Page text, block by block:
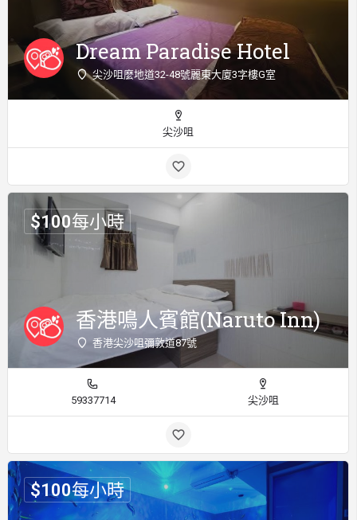
Dream Paradise Hotel
尖沙咀麼地道32-48號麗東大廈3字樓G室
尖沙咀
香港鳴人賓館(Naruto Inn)
香港尖沙咀彌敦道87號
$100每小時
59337714 尖沙咀
$100每小時